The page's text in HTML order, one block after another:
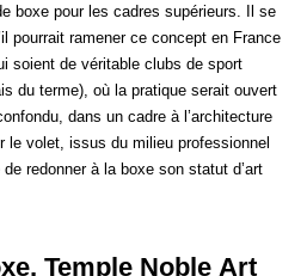
boxe pour les cadres supérieurs. Il se
pourrait ramener ce concept en France
soient de véritable clubs de sport
du terme), où la pratique serait ouvert
dans un cadre à l’architecture
le volet, issus du milieu professionnel
redonner à la boxe son statut d’art
Temple Noble Art